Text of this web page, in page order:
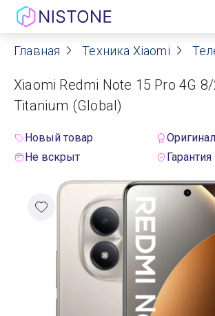
Акции
О нас
Договор оферты
Реквизиты
Контакты
Гарантия
Главная Техника Xiaomi
Xiaomi Redmi Note 15 Pro 4G
Titanium (Global)
Новый товар
Оригинал
Не вскрыт